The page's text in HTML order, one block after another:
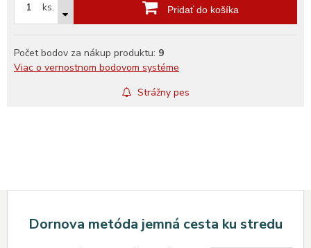
ks. Pridať do košíka
Počet bodov za nákup produktu: 9
Viac o vernostnom bodovom systéme
Strážny pes
Dornova metóda jemná cesta ku stredu